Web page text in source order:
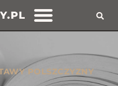
POLSZCZYZNY